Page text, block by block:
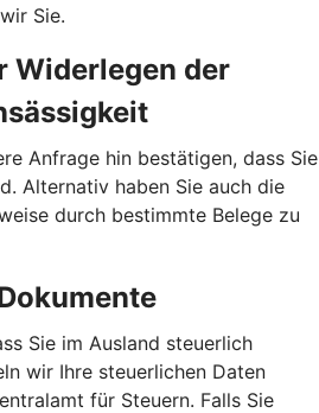
Sie.
Widerlegen der
Anfrage hin bestätigen, dass Sie
Alternativ haben Sie auch die
durch bestimmte Belege zu
Sie im Ausland steuerlich
wir Ihre steuerlichen Daten
für Steuern. Falls Sie